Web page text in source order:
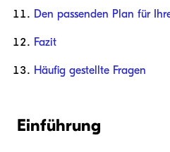
Den passenden Plan für
Fazit
Häufig gestellte Fragen
Einführung